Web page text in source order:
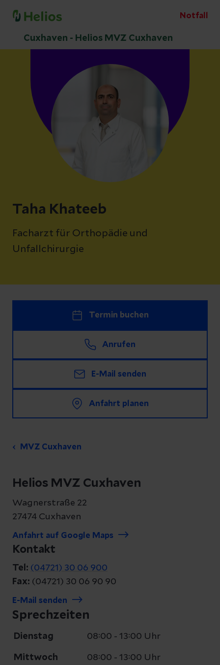
Notfall
Cuxhaven - Helios MVZ Cuxhaven
Taha Khateeb
Facharzt für Orthopädie und
Unfallchirurgie
Termin buchen
Anrufen
E-Mail senden
Anfahrt planen
MVZ Cuxhaven
Helios MVZ Cuxhaven
Wagnerstraße 22
27474 Cuxhaven
Anfahrt auf Google Maps
Kontakt
Tel: (04721) 30 06 900
Fax: (04721) 30 06 90 90
E-Mail senden
Sprechzeiten
Dienstag 08:00 - 13:00 Uhr
Mittwoch 08:00 - 13:00 Uhr